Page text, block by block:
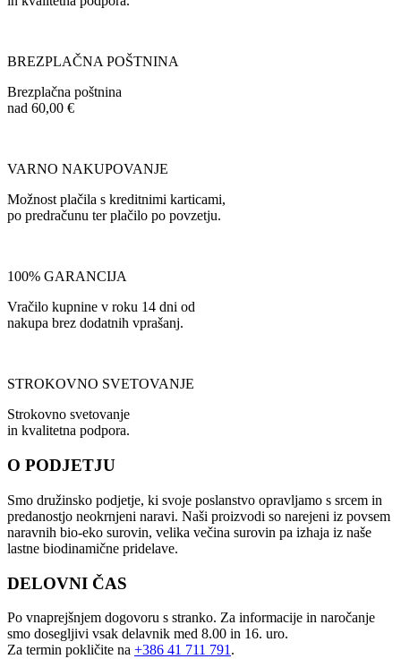
BREZPLAČNA POŠTNINA
Brezplačna poštnina
nad 60,00 €
VARNO NAKUPOVANJE
Možnost plačila s kreditnimi karticami,
po predračunu ter plačilo po povzetju.
100% GARANCIJA
Vračilo kupnine v roku 14 dni od
nakupa brez dodatnih vprašanj.
STROKOVNO SVETOVANJE
Strokovno svetovanje
in kvalitetna podpora.
O PODJETJU
Smo družinsko podjetje, ki svoje poslanstvo opravljamo s srcem in
predanostjo neokrnjeni naravi. Naši proizvodi so narejeni iz povsem
naravnih bio-eko surovin, velika večina surovin pa izhaja iz naše
lastne biodinamične pridelave.
DELOVNI ČAS
Po vnaprejšnjem dogovoru s stranko. Za informacije in naročanje
smo dosegljivi vsak delavnik med 8.00 in 16. uro.
Za termin pokličite na +386 41 711 791 .